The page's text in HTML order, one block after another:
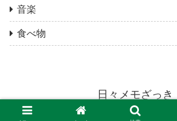
音楽
食べ物
日々メモざっき
© 2020 日々メモざっき.